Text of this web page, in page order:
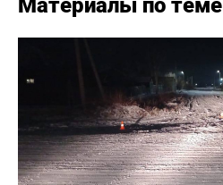
Материалы по теме